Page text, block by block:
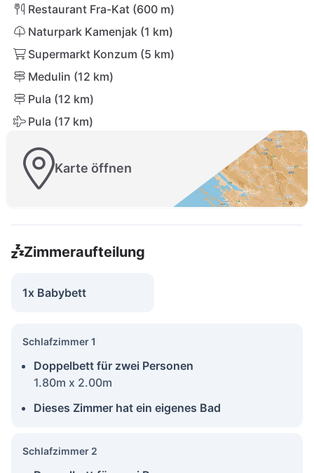
Restaurant Fra-Kat (600 m)
Naturpark Kamenjak (1 km)
Supermarkt Konzum (5 km)
Medulin (12 km)
Pula (12 km)
Pula (17 km)
Karte öffnen
Zimmeraufteilung
1x Babybett
Schlafzimmer 1
Doppelbett für zwei Personen
1.80m x 2.00m
Dieses Zimmer hat ein eigenes Bad
Schlafzimmer 2